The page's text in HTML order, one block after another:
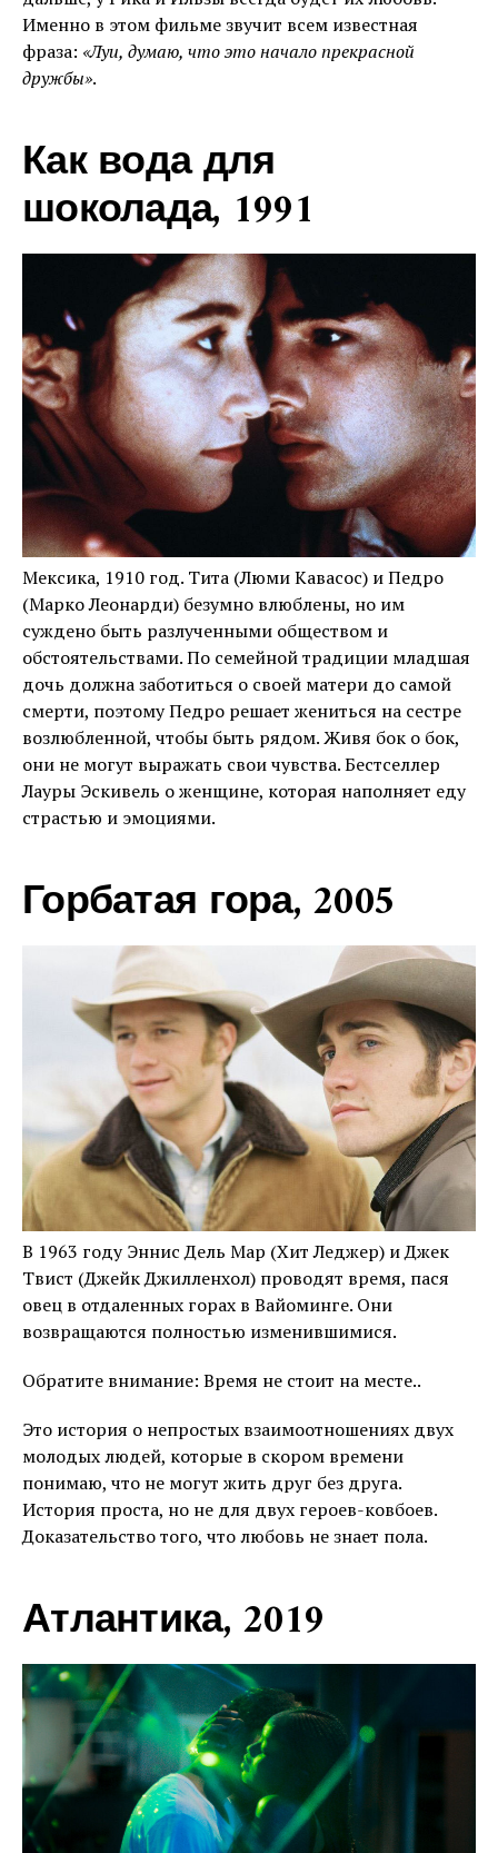
Именно в этом фильме звучит всем известная
фраза: «Луи, думаю, что это начало прекрасной
дружбы».
Как вода для
шоколада, 1991
Мексика, 1910 год. Тита (Люми Кавасос) и Педро
(Марко Леонарди) безумно влюблены, но им
суждено быть разлученными обществом и
обстоятельствами. По семейной традиции младшая
дочь должна заботиться о своей матери до самой
смерти, поэтому Педро решает жениться на сестре
возлюбленной, чтобы быть рядом. Живя бок о бок,
они не могут выражать свои чувства. Бестселлер
Лауры Эскивель о женщине, которая наполняет еду
страстью и эмоциями.
Горбатая гора, 2005
В 1963 году Эннис Дель Мар (Хит Леджер) и Джек
Твист (Джейк Джилленхол) проводят время, пася
овец в отдаленных горах в Вайоминге. Они
возвращаются полностью изменившимися.
Обратите внимание: Время не стоит на месте..
Это история о непростых взаимоотношениях двух
молодых людей, которые в скором времени
понимаю, что не могут жить друг без друга.
История проста, но не для двух героев-ковбоев.
Доказательство того, что любовь не знает пола.
Атлантика, 2019